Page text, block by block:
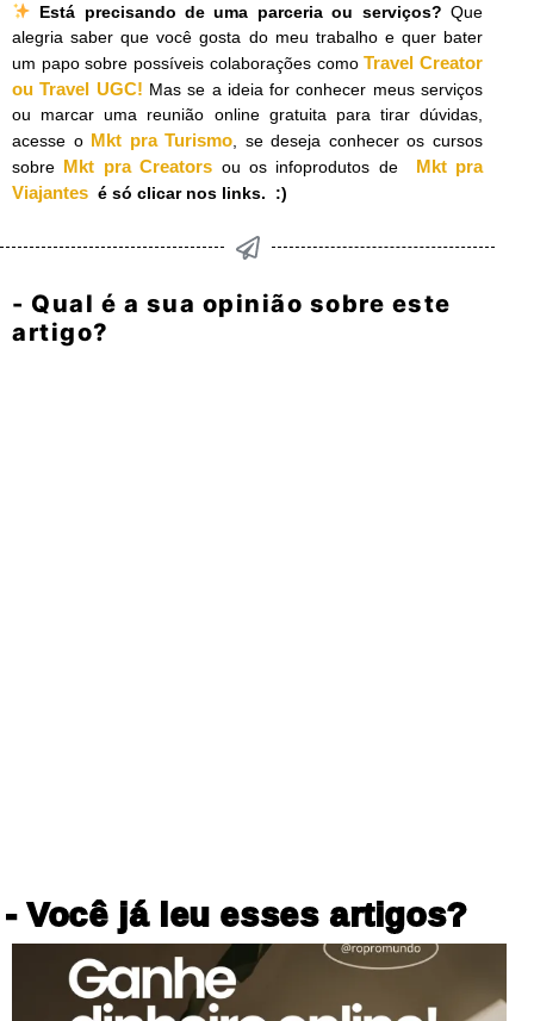
Está precisando de uma parceria ou serviços? Que
alegria saber que você gosta do meu trabalho e quer bater
um papo sobre possíveis colaborações comoTravel Creator
ou Travel UGC! Mas se a ideia for conhecer meus serviços
ou marcar uma reunião online gratuita para tirar dúvidas,
acesse o Mkt pra Turismo , se deseja conhecer os cursos
sobre Mkt pra Creators ou os infoprodutos de
Mkt pra
Viajantes é só clicar nos links. :)
- Qual é a sua opinião sobre este
artigo?
- Você já leu esses artigos?